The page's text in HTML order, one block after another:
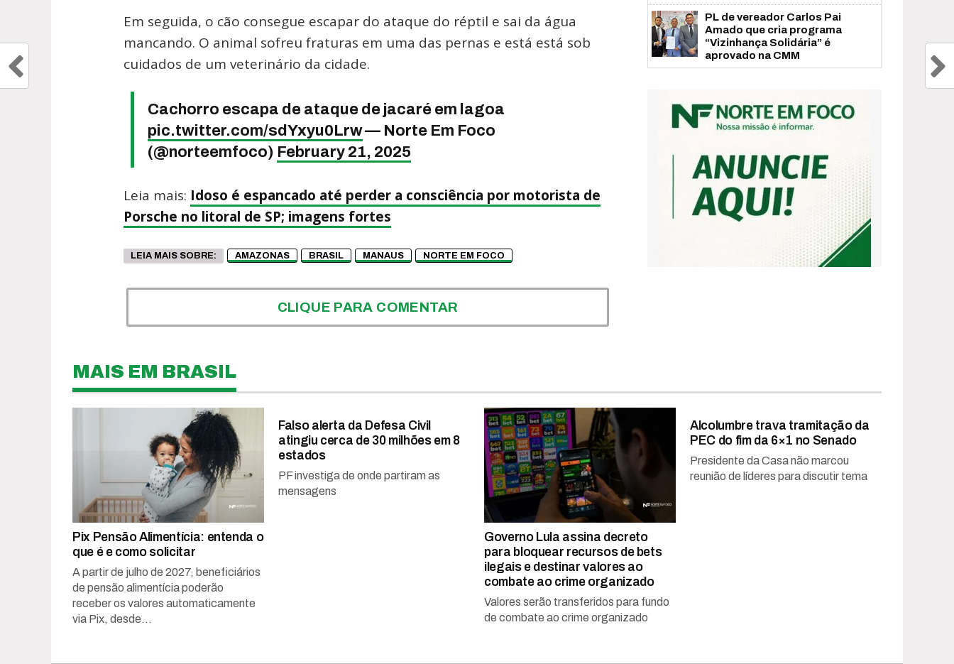
Em seguida, o cão consegue escapar do ataque do réptil e sai da água
mancando. O animal sofreu fraturas em uma das pernas e está está sob
cuidados de um veterinário da cidade.
Cachorro escapa de ataque de jacaré em lagoa
pic.twitter.com/sdYxyu0Lrw— Norte Em Foco
(@norteemfoco) February 21, 2025
Leia mais: Idoso é espancado até perder a consciência por motorista de
Porsche no litoral de SP; imagens fortes
LEIA MAIS SOBRE: AMAZONAS BRASIL MANAUS NORTE EM FOCO
CLIQUE PARA COMENTAR
PL de vereador Carlos Pai
Amado que cria programa
“Vizinhança Solidária” é
aprovado na CMM
MAIS EM BRASIL
Pix Pensão Alimentícia: entenda o
que é e como solicitar
A partir de julho de 2027, beneficiários
de pensão alimentícia poderão
receber os valores automaticamente
via Pix, desde...
Falso alerta da Defesa Civil
atingiu cerca de 30 milhões em 8
estados
PF investiga de onde partiram as
mensagens
Governo Lula assina decreto
para bloquear recursos de bets
ilegais e destinar valores ao
combate ao crime organizado
Valores serão transferidos para fundo
de combate ao crime organizado
Alcolumbre trava tramitação da
PEC do fim da 6×1 no Senado
Presidente da Casa não marcou
reunião de líderes para discutir tema